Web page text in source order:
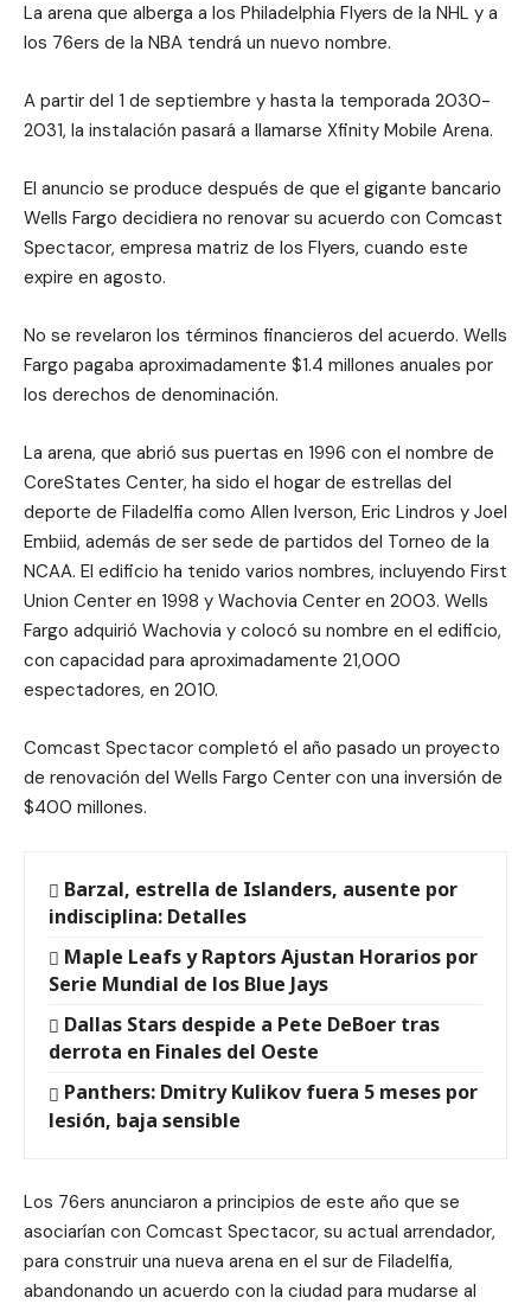
La arena que alberga a los Philadelphia Flyers de la NHL y a
los 76ers de la NBA tendrá un nuevo nombre.
A partir del 1 de septiembre y hasta la temporada 2030-
2031, la instalación pasará a llamarse Xfinity Mobile Arena.
El anuncio se produce después de que el gigante bancario
Wells Fargo decidiera no renovar su acuerdo con Comcast
Spectacor, empresa matriz de los Flyers, cuando este
expire en agosto.
No se revelaron los términos financieros del acuerdo. Wells
Fargo pagaba aproximadamente $1.4 millones anuales por
los derechos de denominación.
La arena, que abrió sus puertas en 1996 con el nombre de
CoreStates Center, ha sido el hogar de estrellas del
deporte de Filadelfia como Allen Iverson, Eric Lindros y Joel
Embiid, además de ser sede de partidos del Torneo de la
NCAA. El edificio ha tenido varios nombres, incluyendo First
Union Center en 1998 y Wachovia Center en 2003. Wells
Fargo adquirió Wachovia y colocó su nombre en el edificio,
con capacidad para aproximadamente 21,000
espectadores, en 2010.
Comcast Spectacor completó el año pasado un proyecto
de renovación del Wells Fargo Center con una inversión de
$400 millones.
Barzal, estrella de Islanders, ausente por
indisciplina: Detalles
Maple Leafs y Raptors Ajustan Horarios por
Serie Mundial de los Blue Jays
Dallas Stars despide a Pete DeBoer tras
derrota en Finales del Oeste
Panthers: Dmitry Kulikov fuera 5 meses por
lesión, baja sensible
Los 76ers anunciaron a principios de este año que se
asociarían con Comcast Spectacor, su actual arrendador,
para construir una nueva arena en el sur de Filadelfia,
abandonando un acuerdo con la ciudad para mudarse al